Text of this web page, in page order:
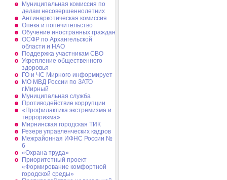
Муниципальная комиссия по
делам несовершеннолетних
Антинаркотическая комиссия
Опека и попечительство
Обучение иностранных граждан
ОСФР по Архангельской
области и НАО
Поддержка участникам СВО
Укрепление общественного
здоровья
ГО и ЧС Мирного информирует
МО МВД России по ЗАТО
г.Мирный
Муниципальная cлужба
Противодействие коррупции
«Профилактика экстремизма и
терроризма»
Мирнинская городская ТИК
Резерв управленческих кадров
Межрайонная ИФНС России №
6
«Охрана труда»
Приоритетный проект
«Формирование комфортной
городской среды»